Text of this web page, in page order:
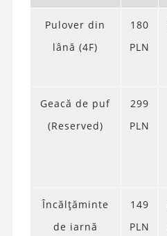
Pulover din
lână (4F)
180
PLN
Geacă de puf
(Reserved)
299
PLN
Încălțăminte
de iarnă
149
PLN